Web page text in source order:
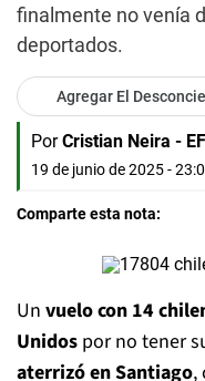
finalmente no venía
deportados.
Agregar El
Por Cristian Neira -
19 de junio de 2025 -
Comparte esta nota:
Un vuelo con 14
Unidos por no tener
aterrizó en Santiago,